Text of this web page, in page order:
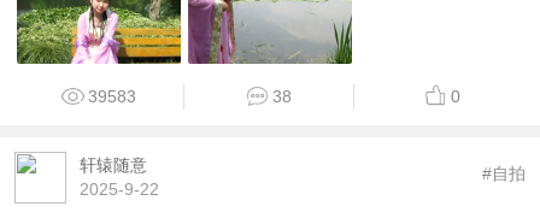
39583 38 0
轩辕随意
2025-9-22
#自拍